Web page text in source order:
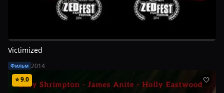
Victimized
Фильм 2014
⭐9.0 🤍